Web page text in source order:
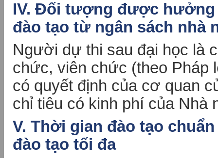
IV. Đối tượng được
đào tạo từ ngân sách nhà
Người dự thi sau đại học là
chức, viên chức (theo Pháp
có quyết định của cơ quan
chỉ tiêu có kinh phí của Nhà
V. Thời gian đào tạo
đào tạo tối đa